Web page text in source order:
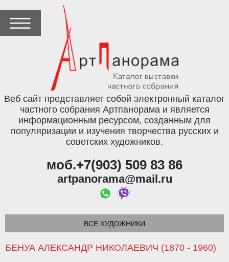
Веб сайт представляет собой электронный каталог
частного собрания Артпанорама и является
информационным ресурсом, созданным для
популяризации и изучения творчества русских и
советских художников.
моб.+7(903) 509 83 86
artpanorama@mail.ru
ВСЕ ХУДОЖНИКИ
БЕНУА АЛЕКСАНДР НИКОЛАЕВИЧ (1870 - 1960)